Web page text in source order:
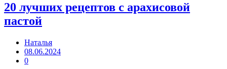
20 лучших рецептов с арахисовой
пастой
Наталья
08.06.2024
0